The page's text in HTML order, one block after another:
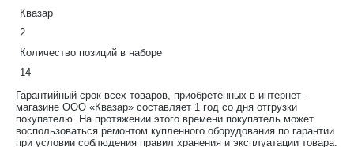
Квазар
2
Количество позиций в наборе
14
Гарантийный срок всех товаров, приобретённых в интернет-
магазине ООО «Квазар» составляет 1 год со дня отгрузки
покупателю. На протяжении этого времени покупатель может
воспользоваться ремонтом купленного оборудования по гарантии
при условии соблюдения правил хранения и эксплуатации товара.